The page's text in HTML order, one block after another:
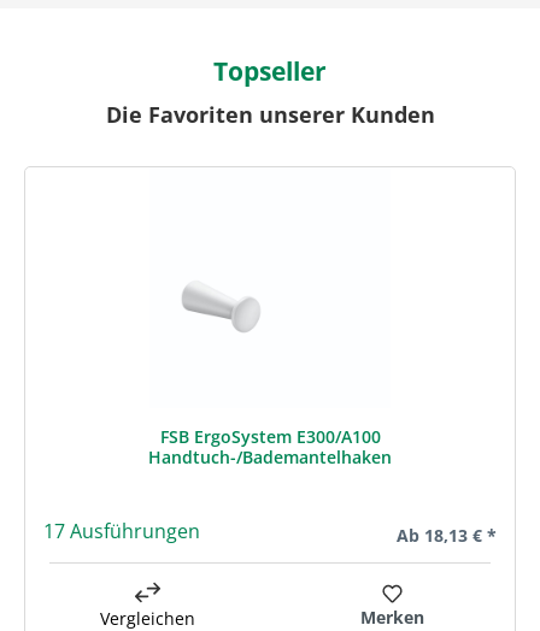
Topseller
Die Favoriten unserer Kunden
FSB ErgoSystem E300/A100
Handtuch-/Bademantelhaken
17 Ausführungen Regulärer Preis:
Ab 18,13 € *
Vergleichen Merken